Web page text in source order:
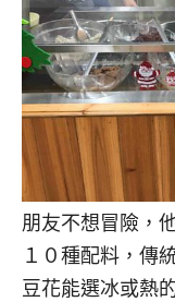
朋友不想冒險，
１０種配料，傳
豆花能選冰或熱